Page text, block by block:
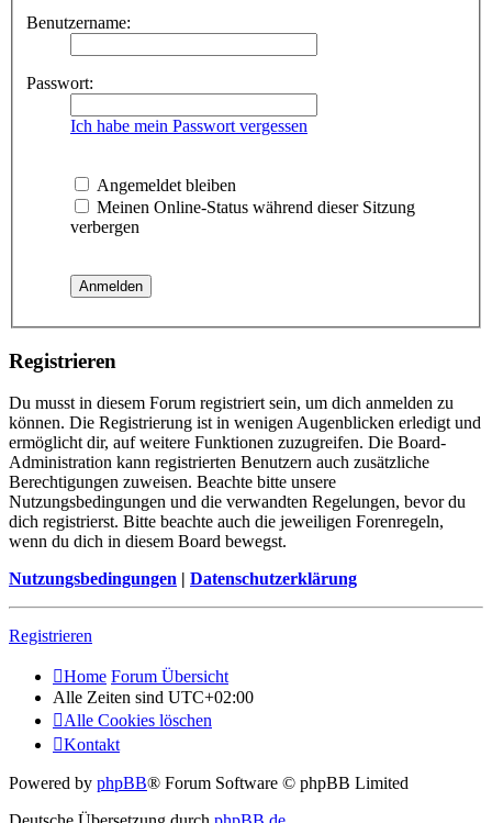
Benutzername:
Passwort:
Ich habe mein Passwort vergessen
Angemeldet bleiben
Meinen Online-Status während dieser Sitzung
verbergen
Registrieren
Du musst in diesem Forum registriert sein, um dich anmelden zu
können. Die Registrierung ist in wenigen Augenblicken erledigt und
ermöglicht dir, auf weitere Funktionen zuzugreifen. Die Board-
Administration kann registrierten Benutzern auch zusätzliche
Berechtigungen zuweisen. Beachte bitte unsere
Nutzungsbedingungen und die verwandten Regelungen, bevor du
dich registrierst. Bitte beachte auch die jeweiligen Forenregeln,
wenn du dich in diesem Board bewegst.
Nutzungsbedingungen | Datenschutzerklärung
Registrieren
Home Forum Übersicht
Alle Zeiten sind UTC+02:00
Alle Cookies löschen
Kontakt
Powered by phpBB® Forum Software © phpBB Limited